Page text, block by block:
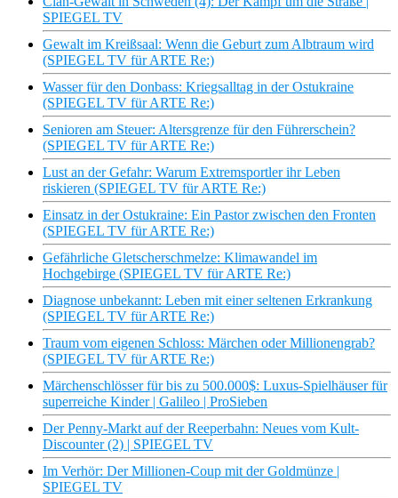
SPIEGEL TV
Gewalt im Kreißsaal: Wenn die Geburt zum Albtraum wird
(SPIEGEL TV für ARTE Re:)
Wasser für den Donbass: Kriegsalltag in der Ostukraine
(SPIEGEL TV für ARTE Re:)
Senioren am Steuer: Altersgrenze für den Führerschein?
(SPIEGEL TV für ARTE Re:)
Lust an der Gefahr: Warum Extremsportler ihr Leben
riskieren (SPIEGEL TV für ARTE Re:)
Einsatz in der Ostukraine: Ein Pastor zwischen den Fronten
(SPIEGEL TV für ARTE Re:)
Gefährliche Gletscherschmelze: Klimawandel im
Hochgebirge (SPIEGEL TV für ARTE Re:)
Diagnose unbekannt: Leben mit einer seltenen Erkrankung
(SPIEGEL TV für ARTE Re:)
Traum vom eigenen Schloss: Märchen oder Millionengrab?
(SPIEGEL TV für ARTE Re:)
Märchenschlösser für bis zu 500.000$: Luxus-Spielhäuser für
superreiche Kinder | Galileo | ProSieben
Der Penny-Markt auf der Reeperbahn: Neues vom Kult-
Discounter (2) | SPIEGEL TV
Im Verhör: Der Millionen-Coup mit der Goldmünze |
SPIEGEL TV